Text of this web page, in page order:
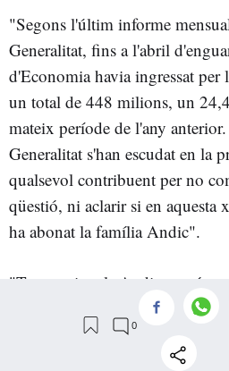
"Segons l'últim informe
Generalitat, fins a l'abril
d'Economia havia ingressat per
un total de 448 milions, un
mateix període de l'any
Generalitat s'han escudat en la
qualsevol contribuent per no
qüestió, ni aclarir si en aquesta
ha abonat la família Andic".
"Tanmateix, els Andic no són
segona fortuna
dels Daurella, de Coca-Cola.
heretada pels tres germans